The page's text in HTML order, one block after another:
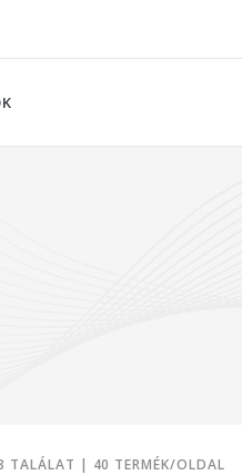
TALÁLAT | 40 TERMÉK/OLDAL